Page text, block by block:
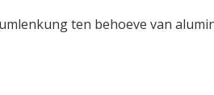
ten behoeve van